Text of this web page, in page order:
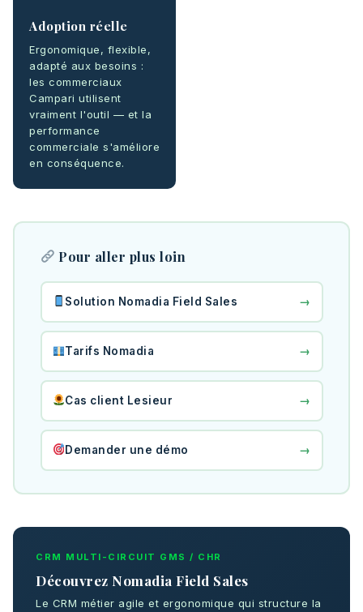
Adoption réelle
Ergonomique, flexible,
adapté aux besoins :
les commerciaux
Campari utilisent
vraiment l'outil — et la
performance
commerciale s'améliore
en conséquence.
Pour aller plus loin
Solution Nomadia Field Sales →
Tarifs Nomadia →
Cas client Lesieur →
Demander une démo →
CRM MULTI-CIRCUIT GMS / CHR
Découvrez Nomadia Field Sales
Le CRM métier agile et ergonomique qui structure la